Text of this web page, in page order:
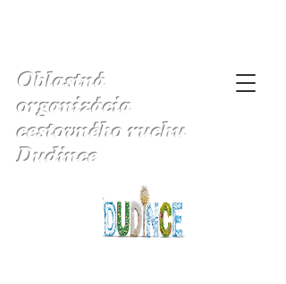
Oblastná
organizácia
cestovného ruchu
Dudince